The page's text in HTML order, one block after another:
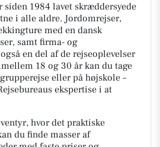
siden 1984 lavet skræddersyede
i alle aldre. Jordomrejser,
med en dansk
samt firma- og
en del af de rejseoplevelser
18 og 30 år kan du tage
eller på højskole –
ekspertise i at
hvor det praktiske
du finde masser af